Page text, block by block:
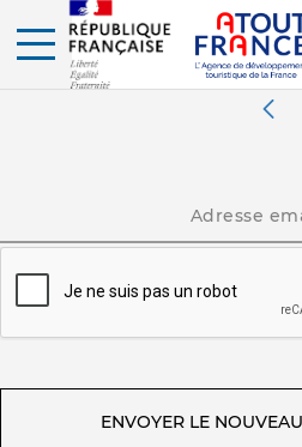
Adresse
ENVOYER LE